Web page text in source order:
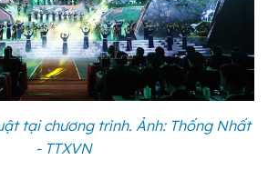
tại chương trình. Ảnh: Thống Nhất
- TTXVN